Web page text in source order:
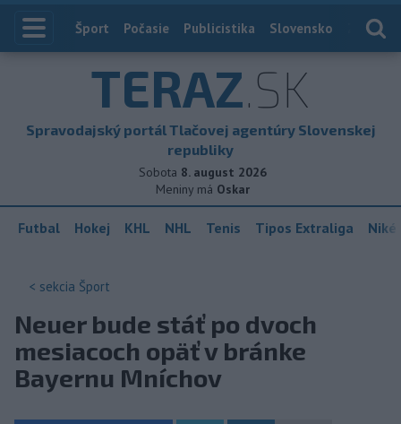
Index
Šport Počasie Publicistika Slovensko
TERAZ.SK
Spravodajský portál Tlačovej agentúry Slovenskej
republiky
Sobota 8. august 2026
Meniny má Oskar
Futbal Hokej KHL NHL Tenis Tipos Extraliga
< sekcia Šport
Neuer bude stáť po dvoch
mesiacoch opäť v bránke
Bayernu Mníchov